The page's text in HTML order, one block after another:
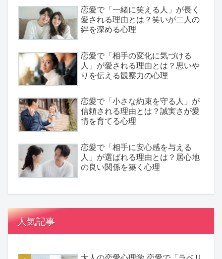
恋愛で「一緒に笑える人」が長く
愛される理由とは？笑いが二人の
絆を深める心理
恋愛で「相手の変化に気づける
人」が愛される理由とは？思いや
りを伝える観察力の心理
恋愛で「小さな約束を守る人」が
信頼される理由とは？誠実さが愛
情を育てる心理
恋愛で「相手に安心感を与える
人」が選ばれる理由とは？居心地
の良い関係を築く心理
人気記事